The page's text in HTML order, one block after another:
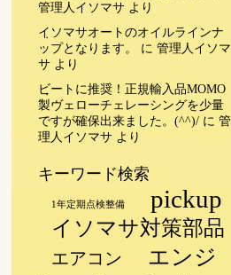
管理人イソマサ より
イソマサオートのオイルラインナ
ップとなります。
に 管理人イソマ
サ より
ビートに推奨！正規輸入品MOMO
製ヴェローチェレーシングを少量
ですが確保出来ました。(^^)/ に 管
理人イソマサ より
キーワード検索
1年定期点検整備 pickup
イソマサ対策部品
エアコン
エンジ